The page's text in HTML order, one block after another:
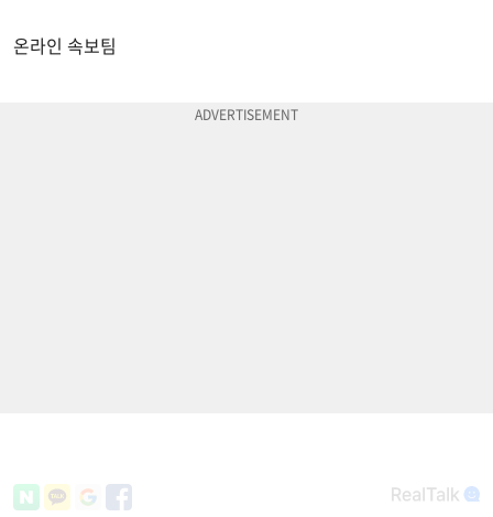
온라인 속보팀